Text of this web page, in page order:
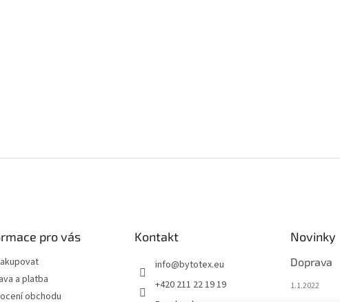
pro vás
a platba
obchodu
Kontakt
info@bytotex.eu
+420 211 22 19 19
Novinky
Doprava
1.1.2022